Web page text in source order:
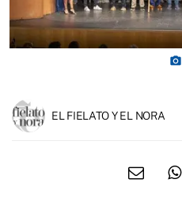
photo_camera
EL FIELATO Y EL NORA